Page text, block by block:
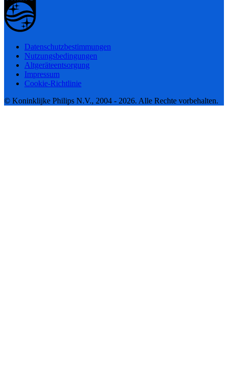
Datenschutzbestimmungen
Nutzungsbedingungen
Altgeräteentsorgung
Impressum
Cookie-Richtlinie
© Koninklijke Philips N.V., 2004 - 2026. Alle Rechte vorbehalten.